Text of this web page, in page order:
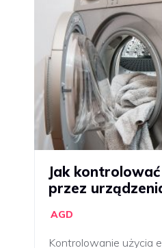
Jak
przez
AGD
Kontrolowanie użycia